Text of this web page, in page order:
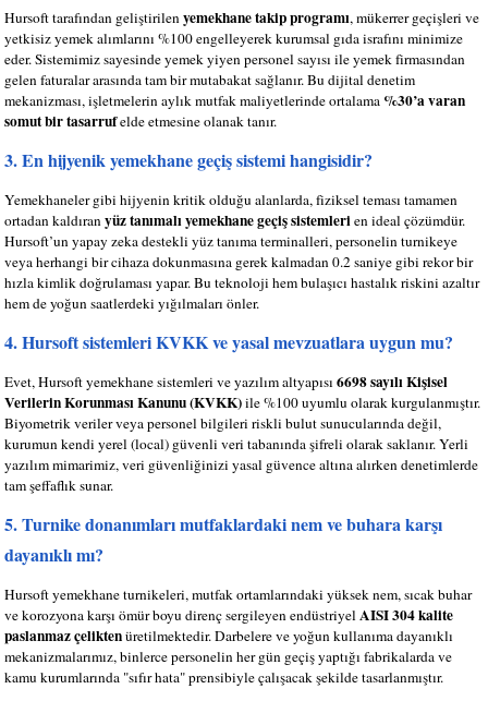
Hursoft tarafından geliştirilenyemekhane takip programı, mükerrer geçişleri ve
yetkisiz yemek alımlarını %100 engelleyerek kurumsal gıda israfını minimize
eder. Sistemimiz sayesinde yemek yiyen personel sayısı ile yemek firmasından
gelen faturalar arasında tam bir mutabakat sağlanır. Bu dijital denetim
mekanizması, işletmelerin aylık mutfak maliyetlerinde ortalama %30’a varan
somut bir tasarrufelde etmesine olanak tanır.
3. En hijyenik yemekhane geçiş sistemi hangisidir?
Yemekhaneler gibi hijyenin kritik olduğu alanlarda, fiziksel teması tamamen
ortadan kaldıranyüz tanımalı yemekhane geçiş sistemlerien ideal çözümdür.
Hursoft’un yapay zeka destekli yüz tanıma terminalleri, personelin turnikeye
veya herhangi bir cihaza dokunmasına gerek kalmadan 0.2 saniye gibi rekor bir
hızla kimlik doğrulaması yapar. Bu teknoloji hem bulaşıcı hastalık riskini azaltır
hem de yoğun saatlerdeki yığılmaları önler.
4. Hursoft sistemleri KVKK ve yasal mevzuatlara uygun mu?
Evet, Hursoft yemekhane sistemleri ve yazılım altyapısı 6698 sayılı Kişisel
Verilerin Korunması Kanunu (KVKK)ile %100 uyumlu olarak kurgulanmıştır.
Biyometrik veriler veya personel bilgileri riskli bulut sunucularında değil,
kurumun kendi yerel (local) güvenli veri tabanında şifreli olarak saklanır. Yerli
yazılım mimarimiz, veri güvenliğinizi yasal güvence altına alırken denetimlerde
tam şeffaflık sunar.
5. Turnike donanımları mutfaklardaki nem ve buhara karşı
dayanıklı mı?
Hursoft yemekhane turnikeleri, mutfak ortamlarındaki yüksek nem, sıcak buhar
ve korozyona karşı ömür boyu direnç sergileyen endüstriyelAISI 304 kalite
paslanmaz çeliktenüretilmektedir. Darbelere ve yoğun kullanıma dayanıklı
mekanizmalarımız, binlerce personelin her gün geçiş yaptığı fabrikalarda ve
kamu kurumlarında "sıfır hata" prensibiyle çalışacak şekilde tasarlanmıştır.